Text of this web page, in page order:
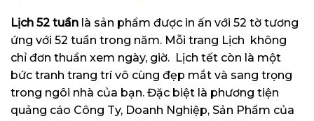
Lịch 52 tuần là sản phẩm được in ấn với 52 tờ tương
ứng với 52 tuần trong năm. Mỗi trang Lịch không
chỉ đơn thuần xem ngày, giờ. Lịch tết còn là một
bức tranh trang trí vô cùng đẹp mắt và sang trọng
trong ngôi nhà của bạn. Đặc biệt là phương tiện
quảng cáo Công Ty, Doanh Nghiệp, Sản Phẩm của